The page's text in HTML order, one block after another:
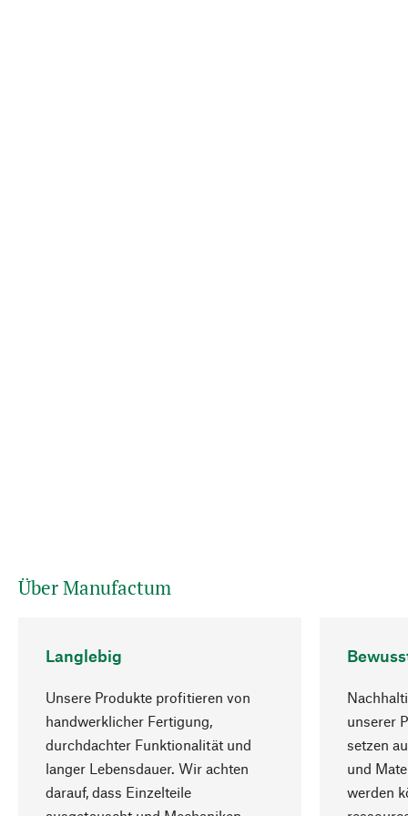
Über Manufactum
Langlebig
Unsere Produkte profitieren von
handwerklicher Fertigung,
durchdachter Funktionalität und
langer Lebensdauer. Wir achten
darauf, dass Einzelteile
unserer
setzen
und
werden